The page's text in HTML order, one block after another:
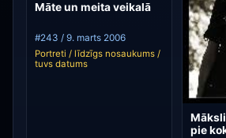
Māte un meita veikalā
#243 / 9. marts 2006
Portreti / līdzīgs nosaukums /
tuvs datums
pie